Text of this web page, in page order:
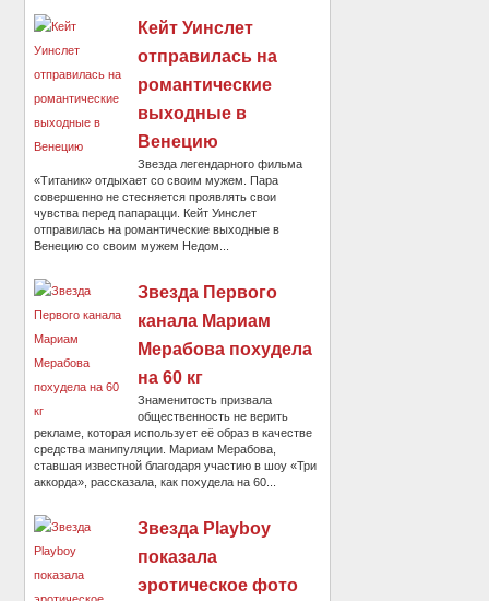
Кейт Уинслет
отправилась на
романтические
выходные в
Венецию
Звезда легендарного фильма
«Титаник» отдыхает со своим мужем. Пара
совершенно не стесняется проявлять свои
чувства перед папарацци. Кейт Уинслет
отправилась на романтические выходные в
Венецию со своим мужем Недом...
Звезда Первого
канала Мариам
Мерабова похудела
на 60 кг
Знаменитость призвала
общественность не верить
рекламе, которая использует её образ в качестве
средства манипуляции. Мариам Мерабова,
ставшая известной благодаря участию в шоу «Три
аккорда», рассказала, как похудела на 60...
Звезда Playboy
показала
эротическое фото